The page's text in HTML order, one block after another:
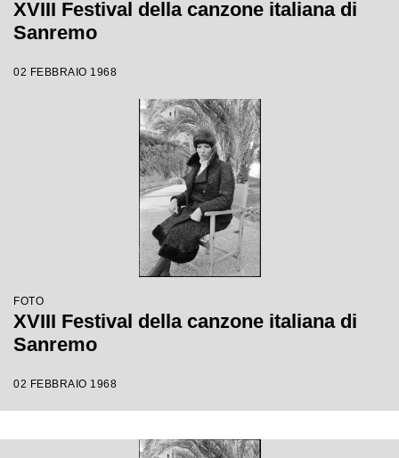
XVIII Festival della canzone italiana di
Sanremo
02 FEBBRAIO 1968
FOTO
XVIII Festival della canzone italiana di
Sanremo
02 FEBBRAIO 1968